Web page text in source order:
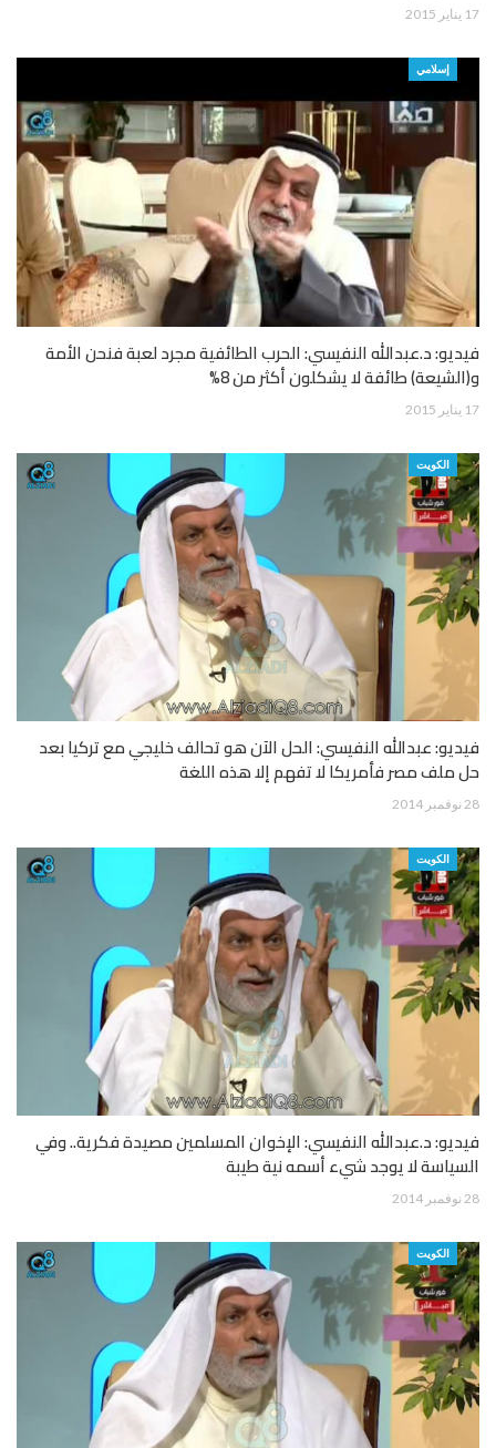
17 يناير 2015
إسلامي
فيديو: د.عبدالله النفيسي: الحرب الطائفية مجرد لعبة فنحن الأمة
و(الشيعة) طائفة لا يشكلون أكثر من 8%
17 يناير 2015
الكويت
فيديو: عبدالله النفيسي: الحل الآن هو تحالف خليجي مع تركيا بعد
حل ملف مصر فأمريكا لا تفهم إلا هذه اللغة
28 نوفمبر 2014
الكويت
فيديو: د.عبدالله النفيسي: الإخوان المسلمين مصيدة فكرية.. وفي
السياسة لا يوجد شيء أسمه نية طيبة
28 نوفمبر 2014
الكويت